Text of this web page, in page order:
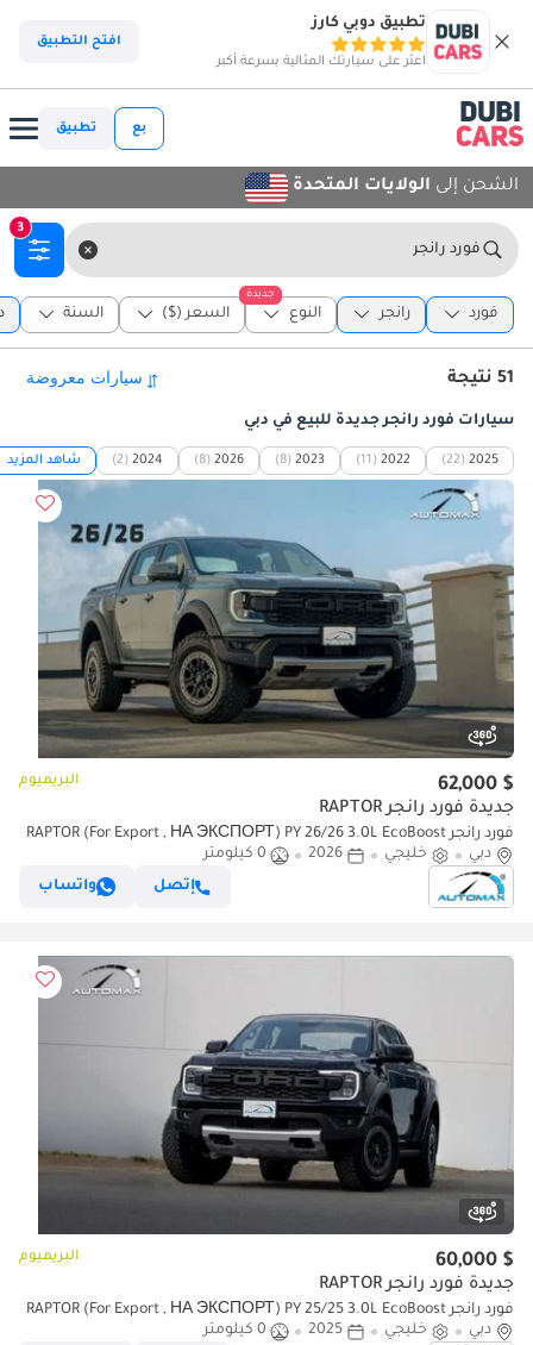
تطبيق دوبي كارز
اعثر على سيارتك المثالية بسرعة أكبر
افتح التطبيق
بع تطبيق
الشحن إلى الولايات المتحدة
فورد رانجر
3
فورد رانجر
جديدة
النوع السعر ($) السنة
51 نتيجة
سيارات فورد رانجر جديدة للبيع في دبي
2025
(22)
2022
(11)
2023
(8)
2026
(8)
2024
(2) شاهد المزيد
$ 62,000 البريميوم
جديدة فورد رانجر RAPTOR
فورد رانجر RAPTOR (For Export , НА ЭКСПОРТ) PY 26/26 3.0L EcoBoost
V6 GCC Без пробега
دبي خليجي 2026
0 كيلومتر
إتصل
واتساب
$ 60,000 البريميوم
جديدة فورد رانجر RAPTOR
فورد رانجر RAPTOR (For Export , НА ЭКСПОРТ) PY 25/25 3.0L EcoBoost
V6 GCC Без пробега
دبي خليجي 2025
0 كيلومتر